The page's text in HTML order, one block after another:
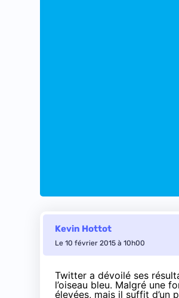
Kevin Hottot
Le 10 février 2015 à 10h00
Twitter a dévoilé ses
l’oiseau bleu. Malgré une
élevées, mais il suffit